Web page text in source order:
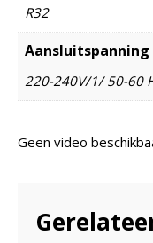
R32
Aansluitspanning
220-240V/1/ 50-60
Geen video